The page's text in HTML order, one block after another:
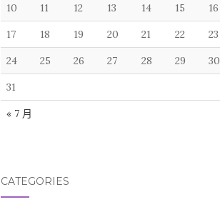
« 7 月
10 11 12 13 14 15 16
17 18 19 20 21 22 23
24 25 26 27 28 29 30
31
CATEGORIES